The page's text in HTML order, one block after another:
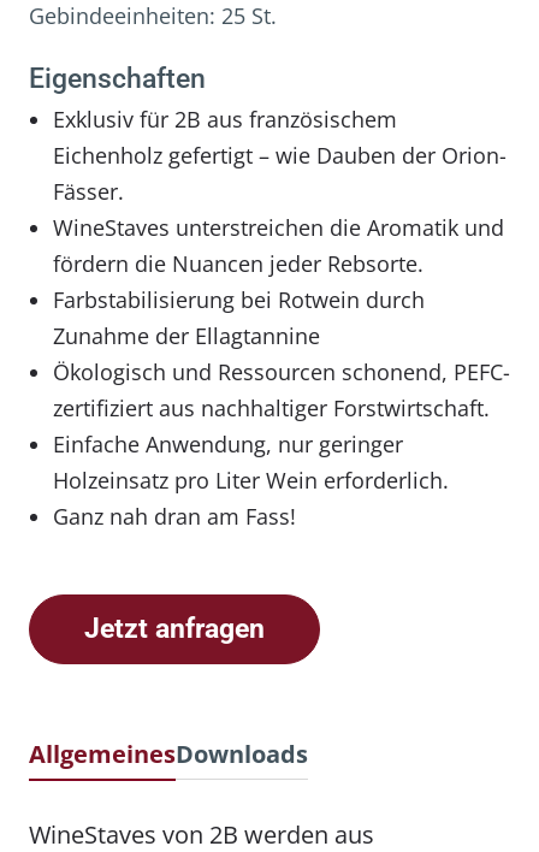
Gebindeeinheiten: 25 St.
Eigenschaften
Exklusiv für 2B aus französischem
Eichenholz gefertigt – wie Dauben der Orion-
Fässer.
WineStaves unterstreichen die Aromatik und
fördern die Nuancen jeder Rebsorte.
Farbstabilisierung bei Rotwein durch
Zunahme der Ellagtannine
Ökologisch und Ressourcen schonend, PEFC-
zertifiziert aus nachhaltiger Forstwirtschaft.
Einfache Anwendung, nur geringer
Holzeinsatz pro Liter Wein erforderlich.
Ganz nah dran am Fass!
Jetzt anfragen
AllgemeinesDownloads
WineStaves von 2B werden aus